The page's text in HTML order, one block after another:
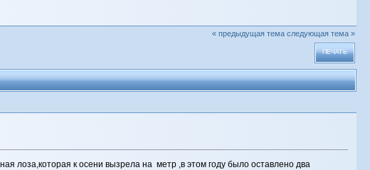
« предыдущая тема следующая тема »
ПЕЧАТЬ
лоза,которая к осени вызрела на метр ,в этом году было оставлено два